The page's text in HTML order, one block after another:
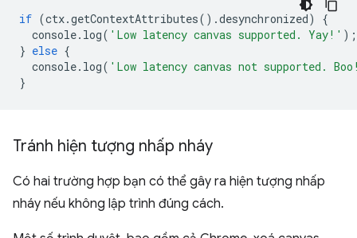
if (ctx.getContextAttributes().desynchronized)
{
console. log( 'Low latency canvas supported. Yay!' );
} else {
console. log( 'Low latency canvas not supported.
}
Tránh hiện tượng nhấp nháy
Có hai trường hợp bạn có thể gây ra hiện tượng nhấp
nháy nếu không lập trình đúng cách.